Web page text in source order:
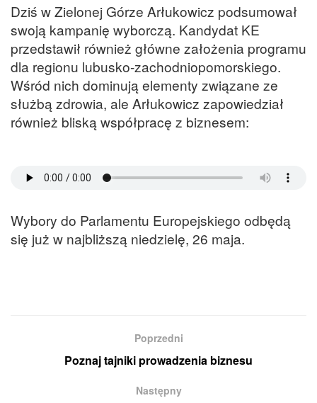
Dziś w Zielonej Górze Arłukowicz podsumował
swoją kampanię wyborczą. Kandydat KE
przedstawił również główne założenia programu
dla regionu lubusko-zachodniopomorskiego.
Wśród nich dominują elementy związane ze
służbą zdrowia, ale Arłukowicz zapowiedział
również bliską współpracę z biznesem:
Wybory do Parlamentu Europejskiego odbędą
się już w najbliższą niedzielę, 26 maja.
Poprzedni
Poznaj tajniki prowadzenia biznesu
Następny